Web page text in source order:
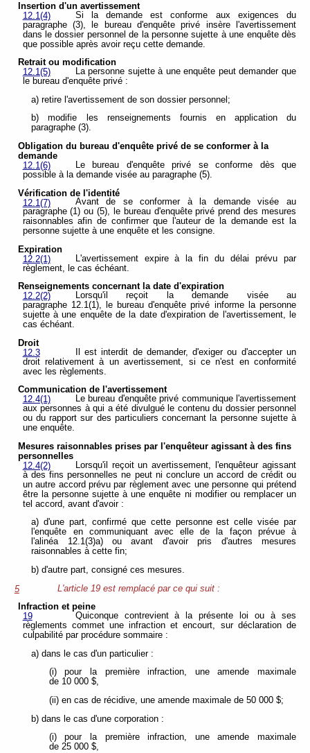
Insertion d'un avertissement
12.1(4)
Si la demande est conforme aux exigences du
paragraphe (3), le bureau d'enquête privé insère l'avertissement
dans le dossier personnel de la personne sujette à une enquête dès
que possible après avoir reçu cette demande.
Retrait ou modification
12.1(5)
La personne sujette à une enquête peut demander que
le bureau d'enquête privé :
a) retire l'avertissement de son dossier personnel;
b) modifie les renseignements fournis en application du
paragraphe (3).
Obligation du bureau d'enquête privé de se conformer à la
demande
12.1(6)
Le bureau d'enquête privé se conforme dès que
possible à la demande visée au paragraphe (5).
Vérification de l'identité
12.1(7)
Avant de se conformer à la demande visée au
paragraphe (1) ou (5), le bureau d'enquête privé prend des mesures
raisonnables afin de confirmer que l'auteur de la demande est la
personne sujette à une enquête et les consigne.
Expiration
12.2(1)
L'avertissement expire à la fin du délai prévu par
règlement, le cas échéant.
Renseignements concernant la date d'expiration
12.2(2)
Lorsqu'il reçoit la demande visée au
paragraphe 12.1(1), le bureau d'enquête privé informe la personne
sujette à une enquête de la date d'expiration de l'avertissement, le
cas échéant.
Droit
12.3
Il est interdit de demander, d'exiger ou d'accepter un
droit relativement à un avertissement, si ce n'est en conformité
avec les règlements.
Communication de l'avertissement
12.4(1)
Le bureau d'enquête privé communique l'avertissement
aux personnes à qui a été divulgué le contenu du dossier personnel
ou du rapport sur des particuliers concernant la personne sujette à
une enquête.
Mesures raisonnables prises par l'enquêteur agissant à des fins
personnelles
12.4(2)
Lorsqu'il reçoit un avertissement, l'enquêteur agissant
à des fins personnelles ne peut ni conclure un accord de crédit ou
un autre accord prévu par règlement avec une personne qui prétend
être la personne sujette à une enquête ni modifier ou remplacer un
tel accord, avant d'avoir :
a) d'une part, confirmé que cette personne est celle visée par
l'enquête en communiquant avec elle de la façon prévue à
l'alinéa 12.1(3)a) ou avant d'avoir pris d'autres mesures
raisonnables à cette fin;
b) d'autre part, consigné ces mesures.
5
L'article 19 est remplacé par ce qui suit :
Infraction et peine
19
Quiconque contrevient à la présente loi ou à ses
règlements commet une infraction et encourt, sur déclaration de
culpabilité par procédure sommaire :
a) dans le cas d'un particulier :
(i) pour la première infraction, une amende maximale
de 10 000 $,
(ii) en cas de récidive, une amende maximale de 50 000 $;
b) dans le cas d'une corporation :
(i) pour la première infraction, une amende maximale
de 25 000 $,